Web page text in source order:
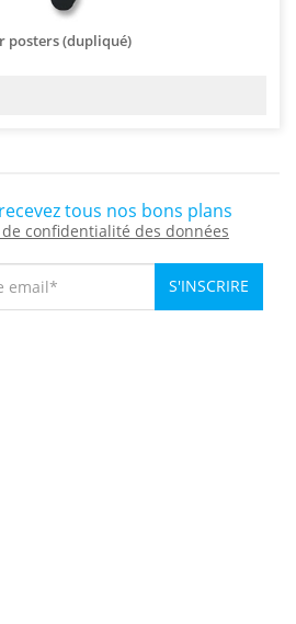
posters (dupliqué)
tous nos bons plans
confidentialité des données
S'INSCRIRE